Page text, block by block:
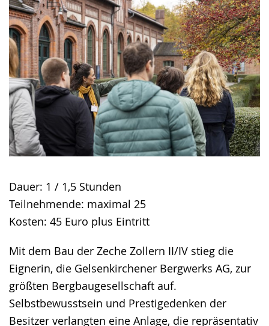
Dauer: 1 / 1,5 Stunden
Teilnehmende: maximal 25
Kosten: 45 Euro plus Eintritt
Mit dem Bau der Zeche Zollern II/IV stieg die
Eignerin, die Gelsenkirchener Bergwerks AG, zur
größten Bergbaugesellschaft auf.
Selbstbewusstsein und Prestigedenken der
Besitzer verlangten eine Anlage, die repräsentativ
wird
angezeigt.